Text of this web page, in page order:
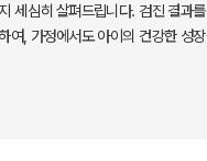
세심히 살펴드립니다. 검진 결과
여, 가정에서도 아이의 건강한 성